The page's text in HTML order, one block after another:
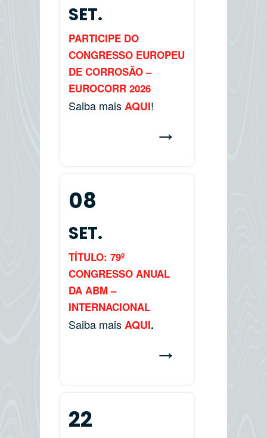
SET.
PARTICIPE DO
CONGRESSO EUROPEU
DE CORROSÃO –
EUROCORR 2026
Saiba maisAQUI!
→
08
SET.
TÍTULO: 79º
CONGRESSO ANUAL
DA ABM –
INTERNACIONAL
Saiba maisAQUI.
→
22